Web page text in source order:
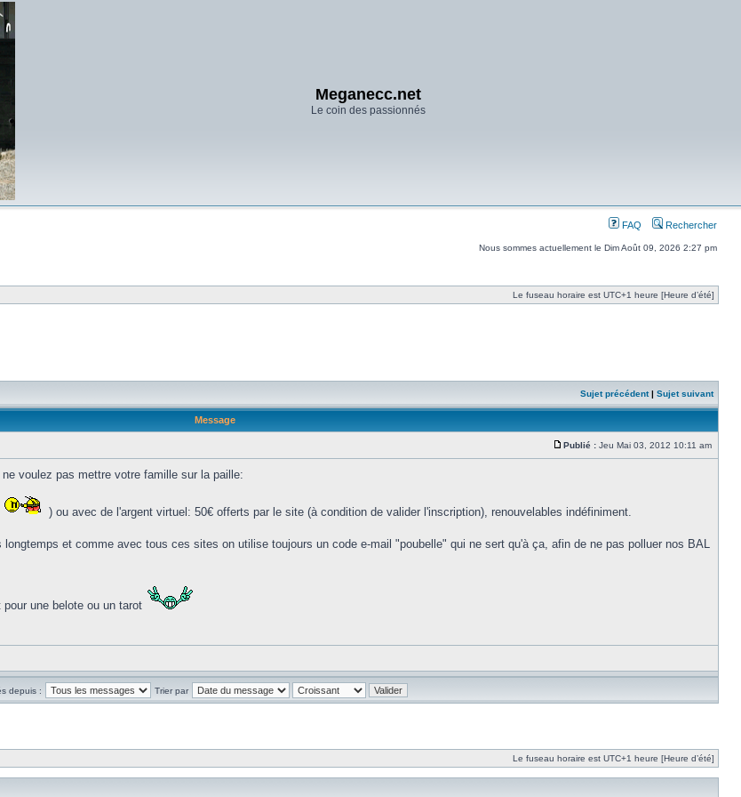
Meganecc.net
Le coin des passionnés
FAQ Rechercher
Nous sommes actuellement le Dim Août 09, 2026 2:27 pm
Le fuseau horaire est UTC+1 heure [Heure d’été]
Sujet précédent| Sujet suivant
Message
Publié : Jeu Mai 03, 2012 10:11 am
voulez pas mettre votre famille sur la paille:
) ou avec de l'argent virtuel: 50€ offerts par le site (à condition de valider l'inscription), renouvelables indéfiniment.
et comme avec tous ces sites on utilise toujours un code e-mail "poubelle" qui ne sert qu'à ça, afin de ne pas polluer nos BAL
une belote ou un tarot
depuis : Trier par
Le fuseau horaire est UTC+1 heure [Heure d’été]